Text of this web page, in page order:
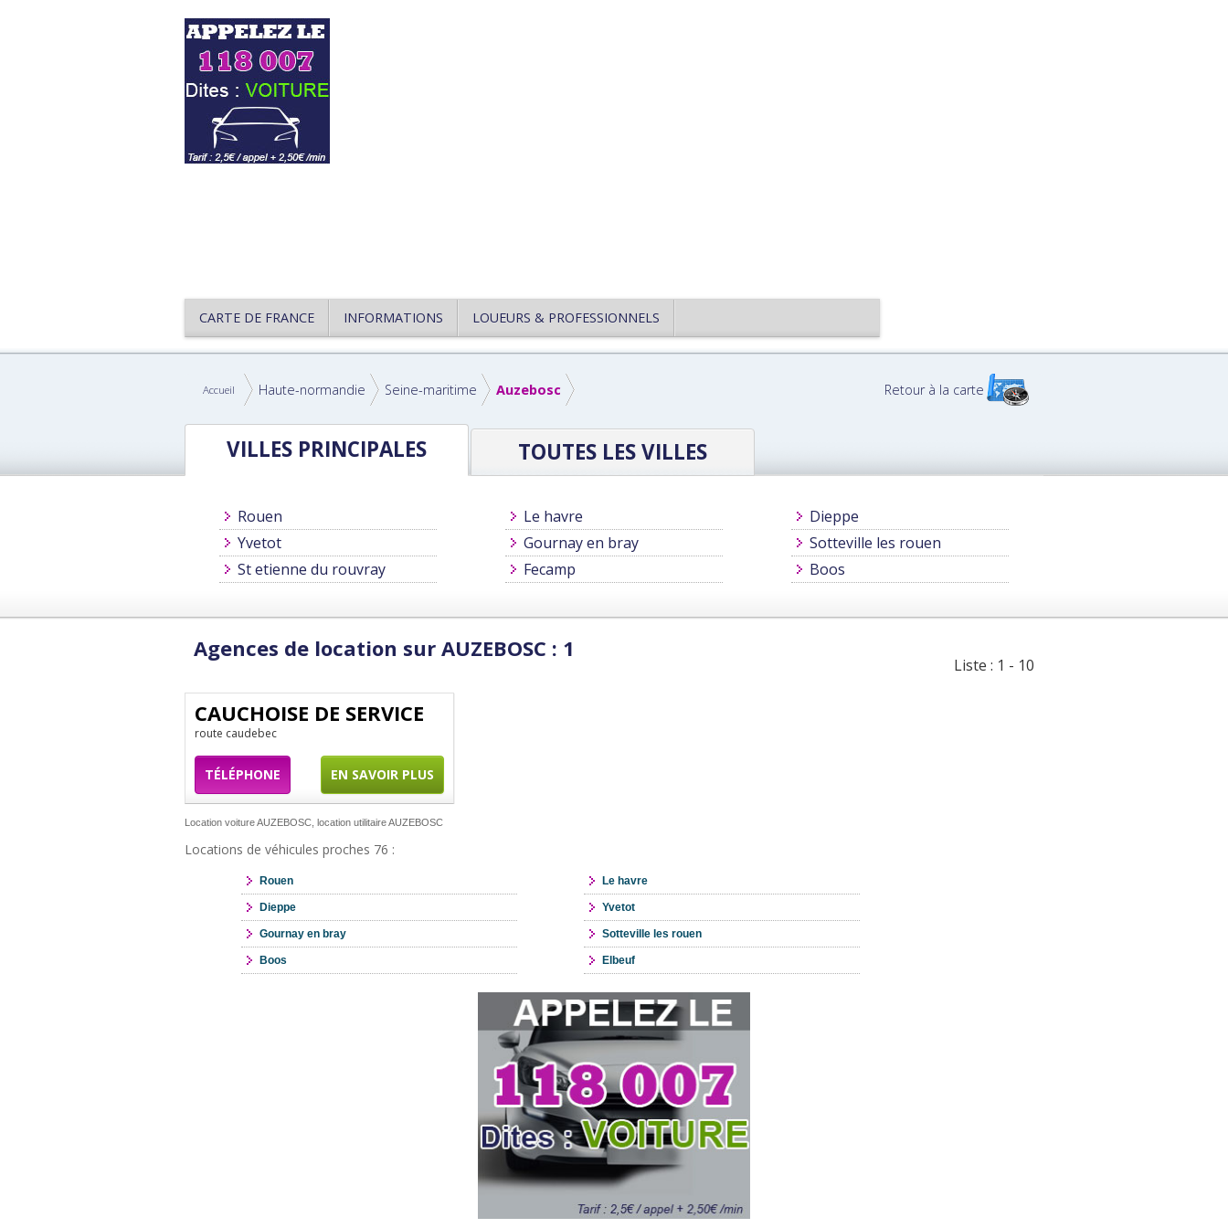
CARTE DE FRANCE INFORMATIONS LOUEURS & PROFESSIONNELS
Accueil Haute-normandie Seine-maritime Auzebosc Retour à la carte
VILLES PRINCIPALES TOUTES LES VILLES
Rouen Le havre
Dieppe
Yvetot
Gournay en bray
Sotteville les rouen
St etienne du rouvray
Fecamp Boos
Agences de location sur AUZEBOSC : 1
Liste : 1 - 10
CAUCHOISE DE SERVICE
route caudebec
TÉLÉPHONE EN SAVOIR PLUS
Location voiture AUZEBOSC, location utilitaire AUZEBOSC
Locations de véhicules proches 76 :
Rouen Le havre
Dieppe Yvetot
Gournay en bray Sotteville les rouen
Boos Elbeuf